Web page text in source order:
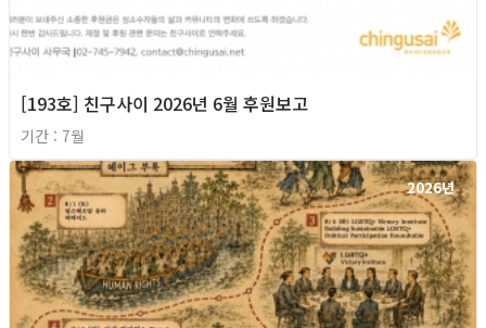
[193호] 친구사이 2026년 6월 후원보고
기간 : 7월
2026년